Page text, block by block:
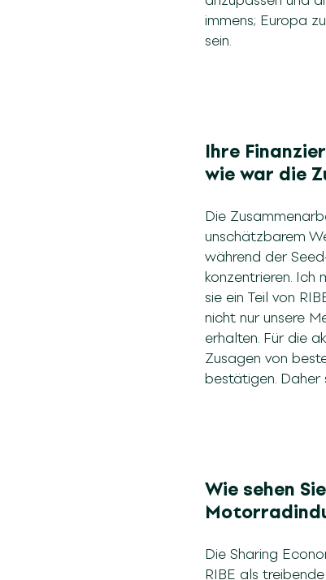
immens; Europa
sein.
Ihre
wie war die
Die
unschätzbarem
während der
konzentrieren. Ich
sie ein Teil von
nicht nur unsere
erhalten. Für die
Zusagen von
bestätigen. Daher
Wie sehen
Die Sharing
RIBE als